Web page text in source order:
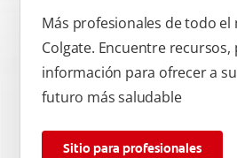
Más profesionales de todo
Colgate. Encuentre
información para ofrecer a
futuro más saludable
Sitio para profesionales